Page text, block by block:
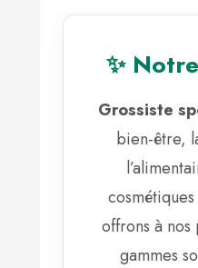
✨
Grossiste
bien-être,
offrons à
gammes